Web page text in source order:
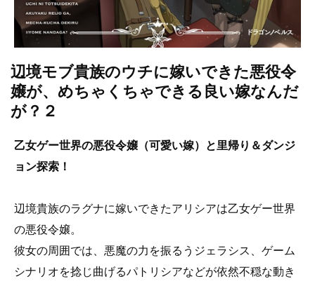
辺境モブ貴族のウチに嫁いできた悪役令
嬢が、めちゃくちゃできる良い嫁なんだ
が？２
乙女ゲー世界の悪役令嬢（可愛い嫁）と里帰り＆ダンジ
ョン探索！
辺境貴族のラグナに嫁いできたアリシアは乙女ゲー世界
の悪役令嬢。
彼女の周囲では、悪魔の力を振るうジェラシス、ゲーム
シナリオを捻じ曲げるパトリシアなどが依然不穏な動き